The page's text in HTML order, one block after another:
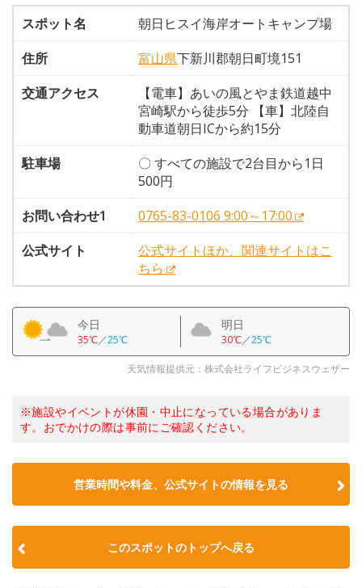
スポット名
朝日ヒスイ海岸オートキャンプ場
住所
富山県下新川郡朝日町境151
交通アクセス
【電車】あいの風とやま鉄道越中
宮崎駅から徒歩5分 【車】北陸自
動車道朝日ICから約15分
駐車場
〇 すべての施設で2台目から1日
500円
お問い合わせ1
0765-83-0106 9:00～17:00
公式サイト
公式サイトほか、関連サイトはこ
ちら
今日
35℃／25℃
明日
30℃／25℃
天気情報提供元：株式会社ライフビジネスウェザー
※施設やイベントが休園・中止になっている場合がありま
す。おでかけの際は事前にご確認ください。
営業時間や料金、公式サイトの情報を見る
このスポットのトップへ戻る